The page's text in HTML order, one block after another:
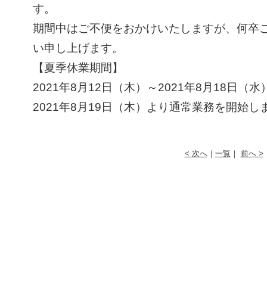
す。
期間中はご不便をおかけいたしますが、何卒
い申し上げます。
【夏季休業期間】
2021年8月12日（木）～2021年8月18日（水
2021年8月19日（木）より通常業務を開始し
< 次へ｜ 一覧 ｜ 前へ >